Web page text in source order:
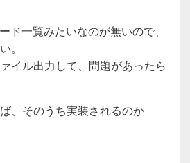
ド一覧みたいなのが無いので、
。
イル出力して、問題があったら
、そのうち実装されるのか